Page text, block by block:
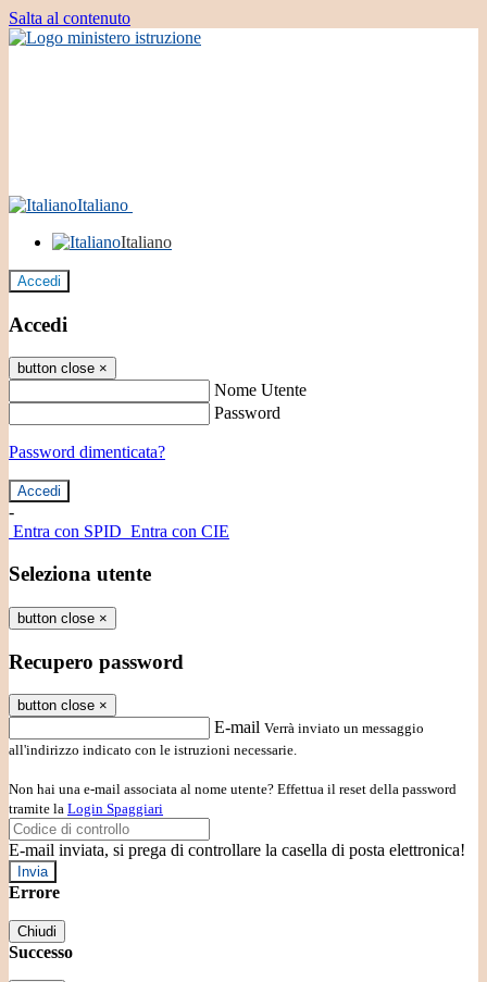
Salta al contenuto
Italiano
Italiano
Accedi
Accedi
button close ×
Nome Utente
Password
Password dimenticata?
-
Entra con SPID Entra con CIE
Seleziona utente
button close ×
Recupero password
button close ×
E-mail Verrà inviato un messaggio
all'indirizzo indicato con le istruzioni necessarie.
Non hai una e-mail associata al nome utente? Effettua il reset della password
tramite la Login Spaggiari
E-mail inviata, si prega di controllare la casella di posta elettronica!
Errore
Chiudi
Successo